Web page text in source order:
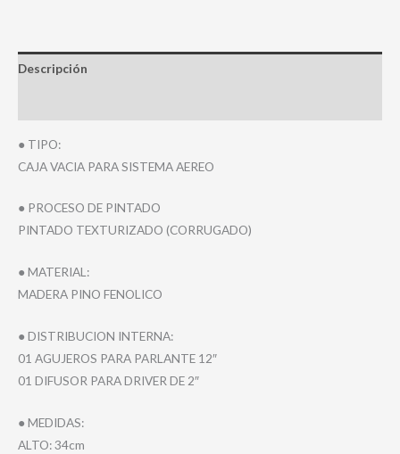
Descripción
● TIPO:
CAJA VACIA PARA SISTEMA AEREO
● PROCESO DE PINTADO
PINTADO TEXTURIZADO (CORRUGADO)
● MATERIAL:
MADERA PINO FENOLICO
● DISTRIBUCION INTERNA:
01 AGUJEROS PARA PARLANTE 12″
01 DIFUSOR PARA DRIVER DE 2″
● MEDIDAS:
ALTO: 34cm